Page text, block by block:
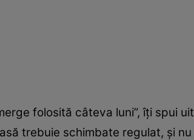
folosită câteva luni”, îţi spui
trebuie schimbate regulat, şi